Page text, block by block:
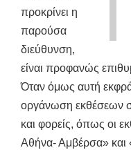
προκρίνει η
παρούσα
διεύθυνση,
είναι προφανώς
Όταν όμως αυτή
οργάνωση εκθέσεων
και φορείς, όπως οι
Αθήνα- Αμβέρσα» και